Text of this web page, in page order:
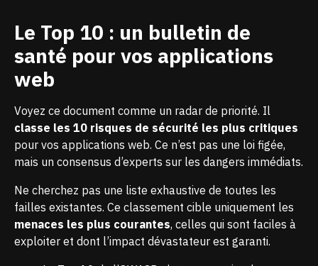
Le Top 10 : un bulletin de
santé pour vos applications
web
Voyez ce document comme un radar de priorité. Il
classe les 10 risques de sécurité les plus critiques
pour vos applications web. Ce n’est pas une loi figée,
mais un consensus d’experts sur les dangers immédiats.
Ne cherchez pas une liste exhaustive de toutes les
failles existantes. Ce classement cible uniquement les
menaces les plus courantes, celles qui sont faciles à
exploiter et dont l’impact dévastateur est garanti.